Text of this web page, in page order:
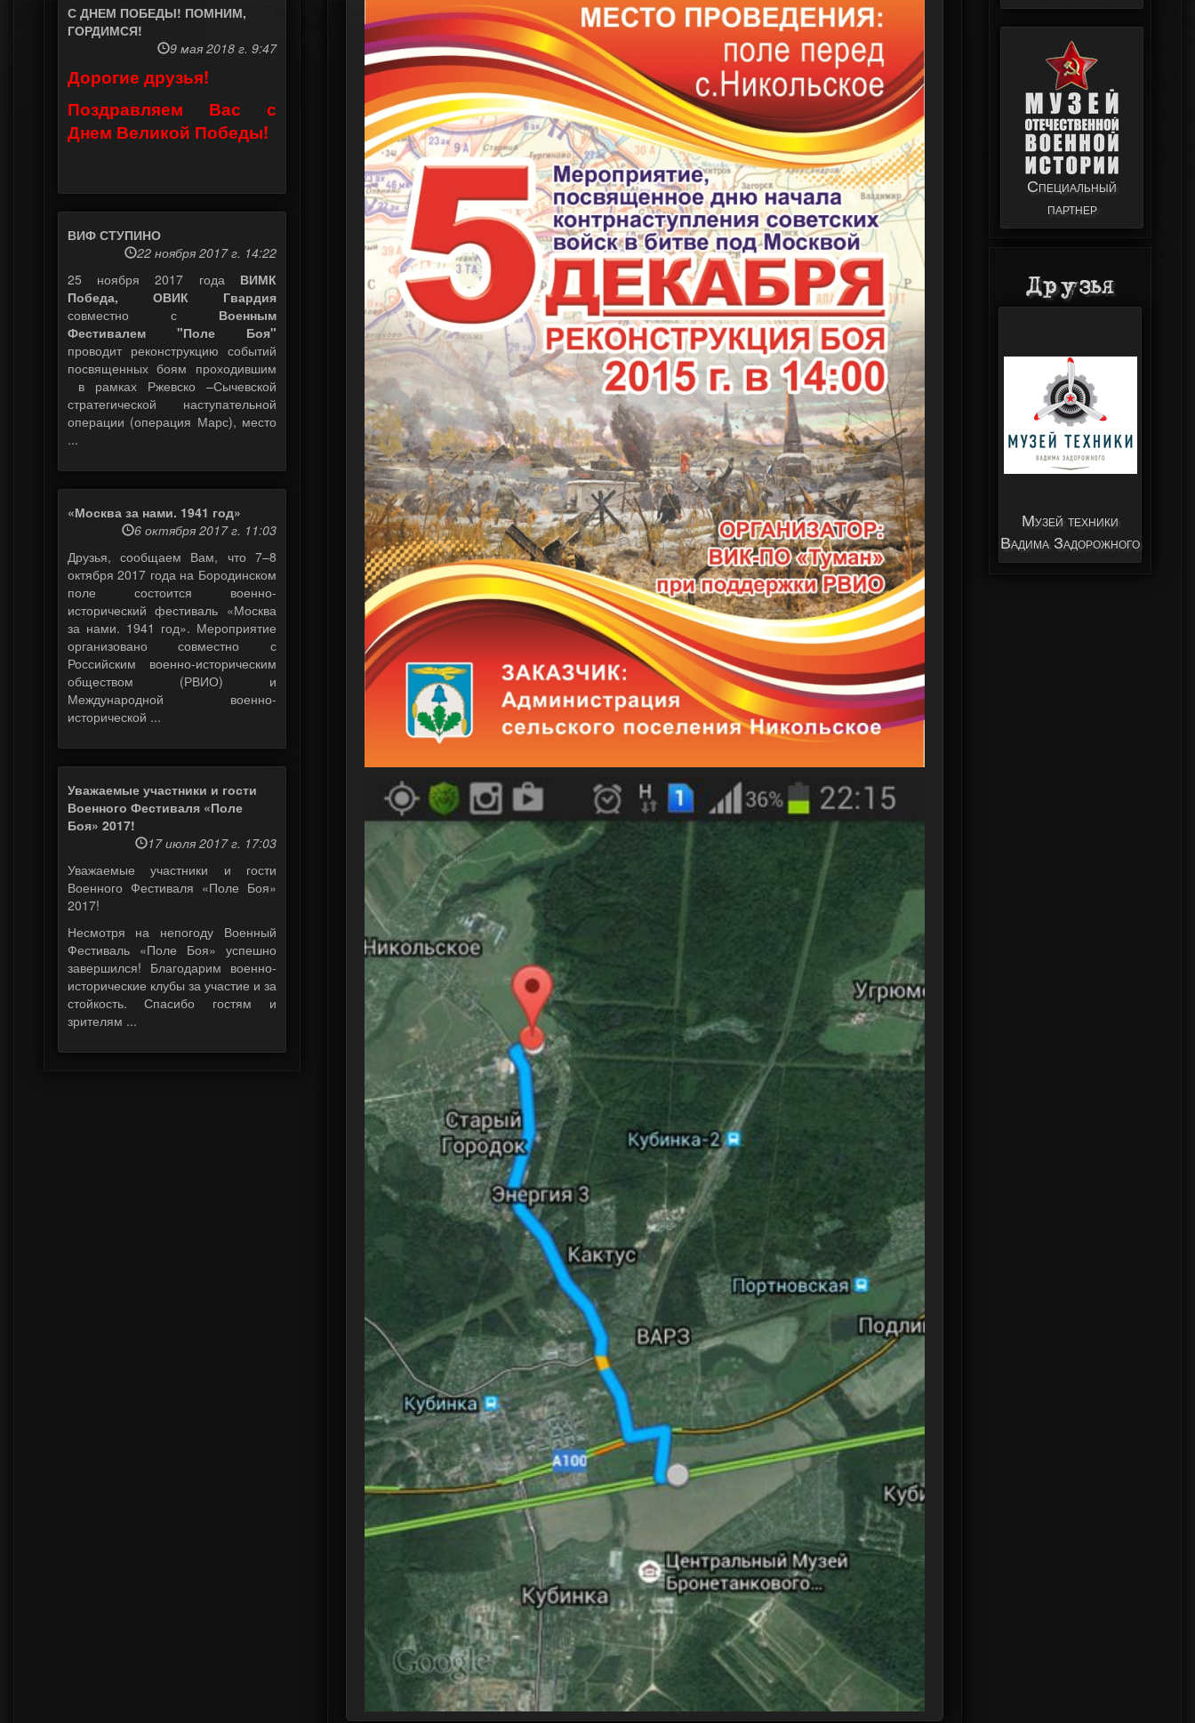
С ДНЕМ ПОБЕДЫ! ПОМНИМ,
ГОРДИМСЯ!
9 мая 2018 г. 9:47
Дорогие друзья!
Поздравляем Вас с
Днем Великой Победы!
ВИФ СТУПИНО
22 ноября 2017 г. 14:22
25 ноября 2017 года ВИМК
Победа, ОВИК Гвардия
совместно с Военным
Фестивалем "Поле Боя"
проводит реконструкцию событий
посвященных боям проходившим
в рамках Ржевско –Сычевской
стратегической наступательной
операции (операция Марс), место
...
«Москва за нами. 1941 год»
6 октября 2017 г. 11:03
Друзья, сообщаем Вам, что 7–8
октября 2017 года на Бородинском
поле состоится военно-
исторический фестиваль «Москва
за нами. 1941 год». Мероприятие
организовано совместно с
Российским военно-историческим
обществом (РВИО) и
Международной военно-
исторической ...
Уважаемые участники и гости
Военного Фестиваля «Поле
Боя» 2017!
17 июля 2017 г. 17:03
Уважаемые участники и гости
Военного Фестиваля «Поле Боя»
2017!
Несмотря на непогоду Военный
Фестиваль «Поле Боя» успешно
завершился! Благодарим военно-
исторические клубы за участие и за
стойкость. Спасибо гостям и
зрителям ...
Специальный
партнер
Друзья
Музей техники
Вадима Задорожного
Министерство
Российской
Федерации